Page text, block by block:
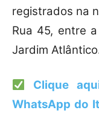
registrados na
Rua 45, entre
Jardim
Clique
WhatsApp do